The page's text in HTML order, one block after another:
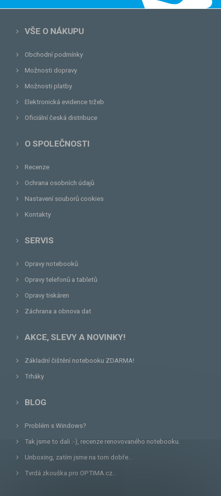
VŠE O NÁKUPU
Obchodní podmínky
Možnosti dopravy
Možnosti platby
Elektronická evidence tržeb
Oficiální česká distribuce
O SPOLEČNOSTI
Recenze
Ochrana osobních údajů
Nastavení souborů cookies
Kontakty
SERVIS
Opravy notebooků
Opravy telefonů a tabletů
Opravy tiskáren
Záchrana a obnova dat
AKCE, SLEVY A NOVINKY!
Základní čištění notebooku ZDARMA!
Trháky
BLOG
Problém s Windows?
Tak jsme to dali :-), recenze renovovaného notebooku.
Unboxing, zatím jsme na tom dobře...
Tvrdá zkouška pro OPTIMA.cz...